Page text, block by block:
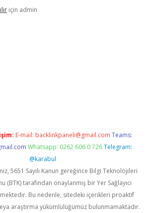
için admin
E-mail: backlinkpaneli@gmail.com Teams:
Whatsapp: 0262 606 0 726 Telegram:
@karabul
5651 Sayılı Kanun gereğince Bilgi Teknolojileri
(BTK) tarafından onaylanmış bir Yer Sağlayıcı
Bu nedenle, sitedeki içerikleri proaktif
araştırma yükümlülüğümüz bulunmamaktadır.